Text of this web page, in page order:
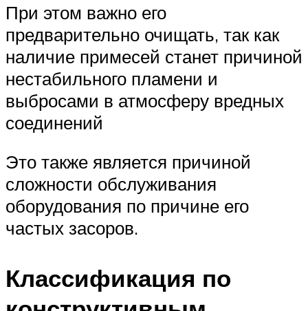
При этом важно его
предварительно очищать, так как
наличие примесей станет причиной
нестабильного пламени и
выбросами в атмосферу вредных
соединений
Это также является причиной
сложности обслуживания
оборудования по причине его
частых засоров.
Классификация по